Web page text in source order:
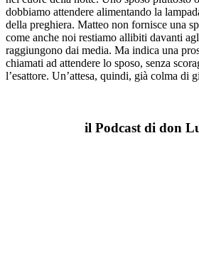
dobbiamo attendere alimentando la
della preghiera. Matteo non fornisce una
come anche noi restiamo allibiti davanti
raggiungono dai media. Ma indica una
chiamati ad attendere lo sposo, senza
l’esattore. Un’attesa, quindi, già colma di
il Podcast di don